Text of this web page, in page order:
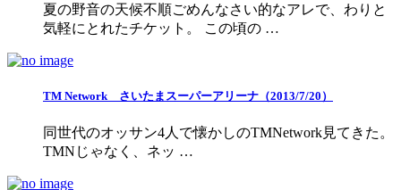
夏の野音の天候不順ごめんなさい的なアレで、わりと
気軽にとれたチケット。 この頃の …
TM Network さいたまスーパーアリーナ（2013/7/20）
同世代のオッサン4人で懐かしのTMNetwork見てきた。
TMNじゃなく、ネッ …